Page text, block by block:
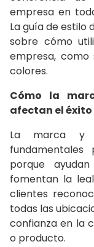
empresa en
La guía de estilo
sobre cómo
empresa,
colores.
Cómo la
afectan el
La marca y
porque
fomentan la
clientes
todas las
confianza en la
o producto.